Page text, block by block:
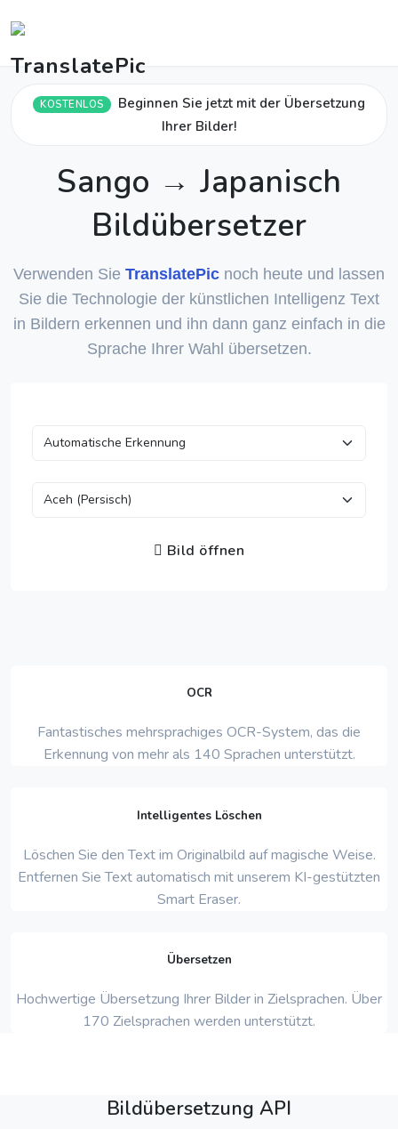
KOSTENLOS
Beginnen Sie jetzt mit der Übersetzung
Ihrer Bilder!
Sango → Japanisch
Bildübersetzer
Verwenden Sie TranslatePic noch heute und lassen
Sie die Technologie der künstlichen Intelligenz Text
in Bildern erkennen und ihn dann ganz einfach in die
Sprache Ihrer Wahl übersetzen.
Bild öffnen
OCR
Fantastisches mehrsprachiges OCR-System, das die
Erkennung von mehr als 140 Sprachen unterstützt.
Intelligentes Löschen
Löschen Sie den Text im Originalbild auf magische Weise.
Entfernen Sie Text automatisch mit unserem KI-gestützten
Smart Eraser.
Übersetzen
Hochwertige Übersetzung Ihrer Bilder in Zielsprachen. Über
170 Zielsprachen werden unterstützt.
Bildübersetzung API